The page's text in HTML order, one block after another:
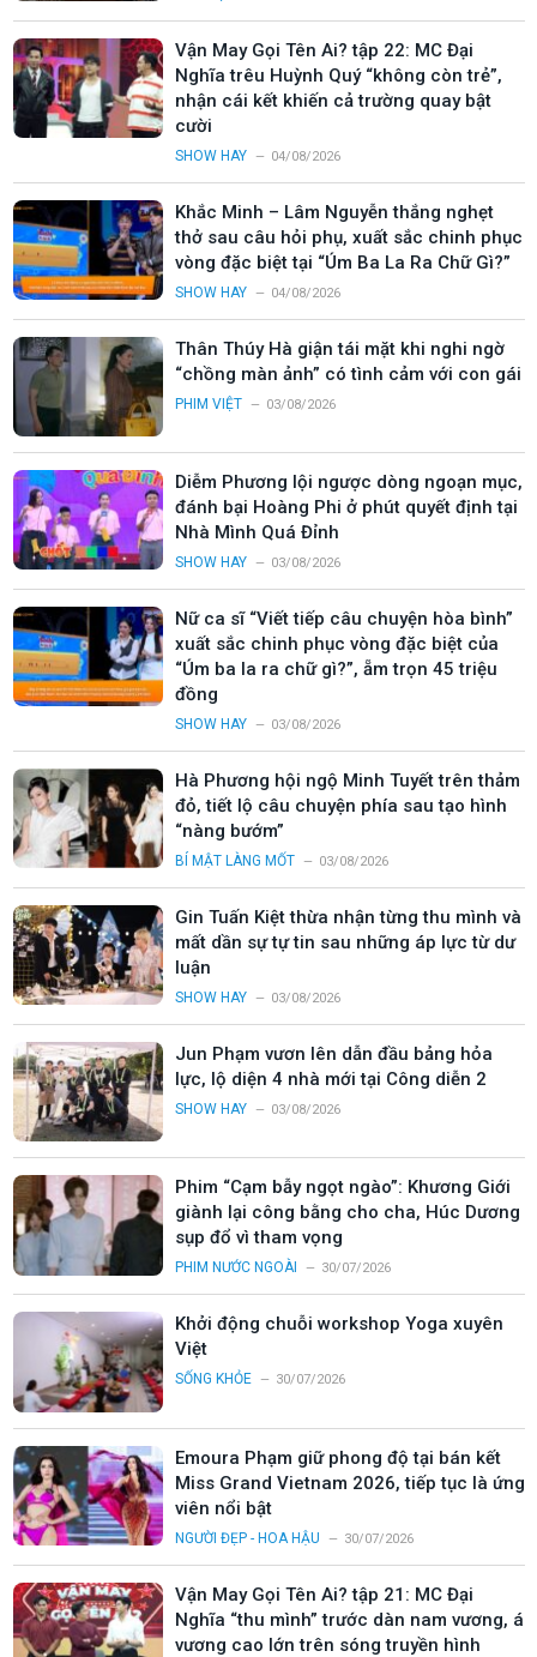
Vận May Gọi Tên Ai? tập 22: MC Đại
Nghĩa trêu Huỳnh Quý “không còn trẻ”,
nhận cái kết khiến cả trường quay bật
cười
SHOW HAY 04/08/2026
Khắc Minh – Lâm Nguyễn thắng nghẹt
thở sau câu hỏi phụ, xuất sắc chinh phục
vòng đặc biệt tại “Úm Ba La Ra Chữ Gì?”
SHOW HAY 04/08/2026
Thân Thúy Hà giận tái mặt khi nghi ngờ
“chồng màn ảnh” có tình cảm với con gái
PHIM VIỆT 03/08/2026
Diễm Phương lội ngược dòng ngoạn mục,
đánh bại Hoàng Phi ở phút quyết định tại
Nhà Mình Quá Đỉnh
SHOW HAY 03/08/2026
Nữ ca sĩ “Viết tiếp câu chuyện hòa bình”
xuất sắc chinh phục vòng đặc biệt của
“Úm ba la ra chữ gì?”, ẵm trọn 45 triệu
đồng
SHOW HAY 03/08/2026
Hà Phương hội ngộ Minh Tuyết trên thảm
đỏ, tiết lộ câu chuyện phía sau tạo hình
“nàng bướm”
BÍ MẬT LÀNG MỐT 03/08/2026
Gin Tuấn Kiệt thừa nhận từng thu mình và
mất dần sự tự tin sau những áp lực từ dư
luận
SHOW HAY 03/08/2026
Jun Phạm vươn lên dẫn đầu bảng hỏa
lực, lộ diện 4 nhà mới tại Công diễn 2
SHOW HAY 03/08/2026
Phim “Cạm bẫy ngọt ngào”: Khương Giới
giành lại công bằng cho cha, Húc Dương
sụp đổ vì tham vọng
PHIM NƯỚC NGOÀI 30/07/2026
Khởi động chuỗi workshop Yoga xuyên
Việt
SỐNG KHỎE 30/07/2026
Emoura Phạm giữ phong độ tại bán kết
Miss Grand Vietnam 2026, tiếp tục là ứng
viên nổi bật
NGƯỜI ĐẸP - HOA HẬU 30/07/2026
Vận May Gọi Tên Ai? tập 21: MC Đại
Nghĩa “thu mình” trước dàn nam vương, á
vương cao lớn trên sóng truyền hình